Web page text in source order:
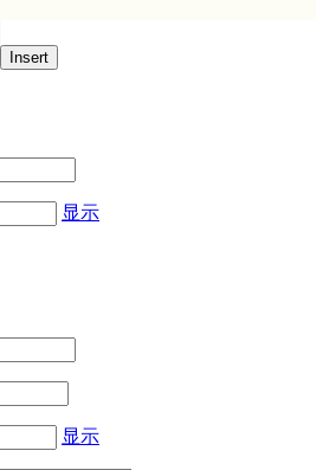
Insert
显示
显示